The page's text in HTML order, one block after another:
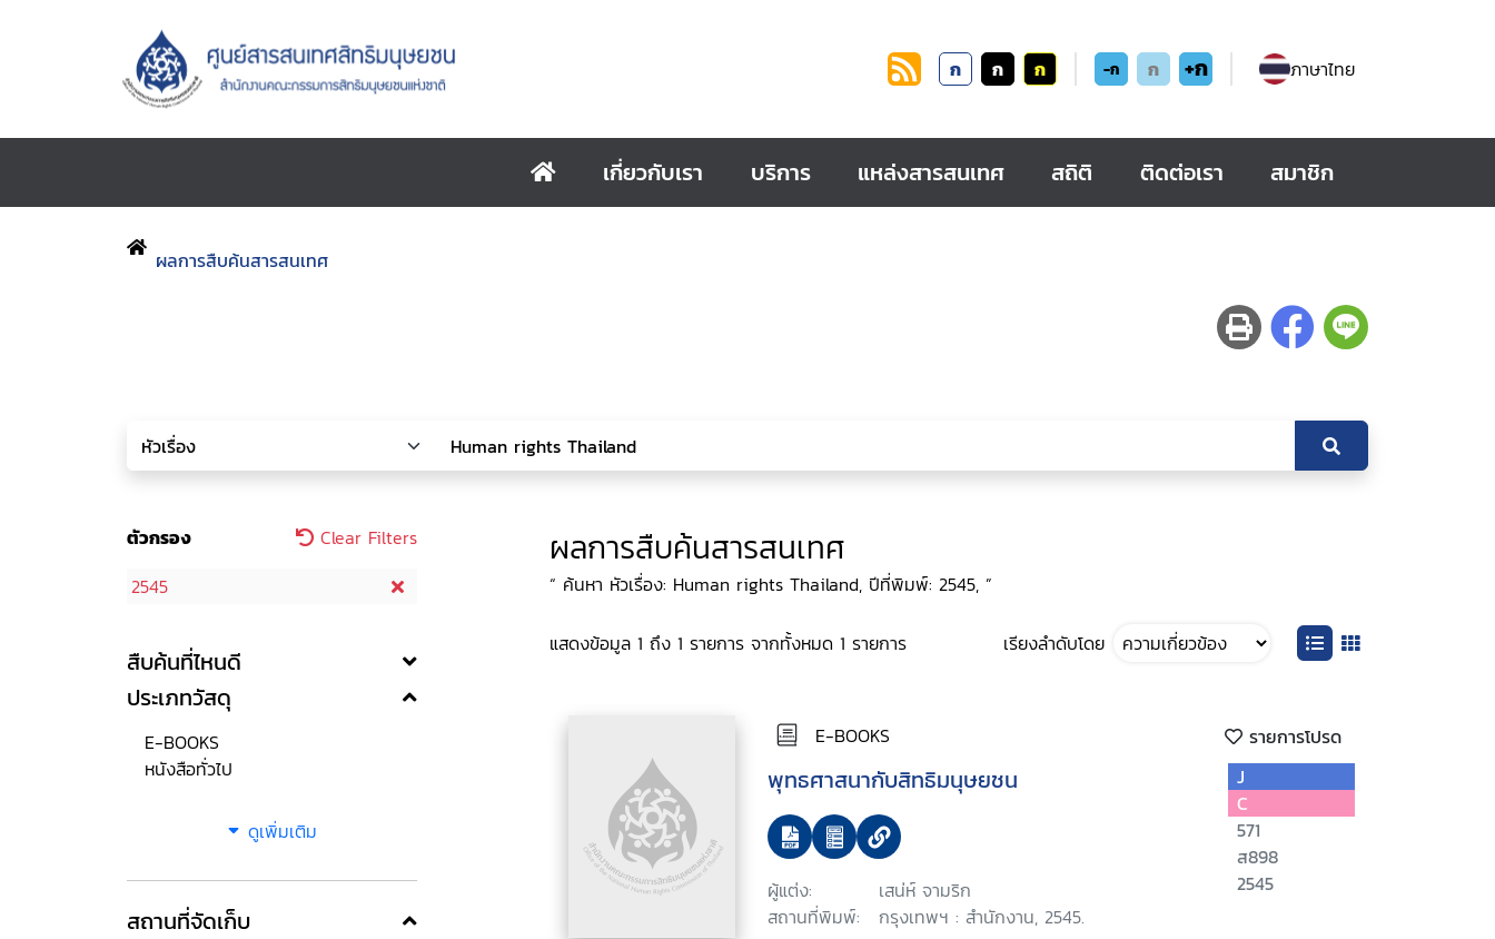
ก ก ก -ก ก +ก ภาษาไทย
เกี่ยวกับเรา บริการ แหล่งสารสนเทศ สถิติ ติดต่อเรา สมาชิก
ผลการสืบค้นสารสนเทศ
ตัวกรอง
Clear Filters
2545
สืบค้นที่ไหนดี
ประเภทวัสดุ
E-BOOKS
หนังสือทั่วไป
ดูเพิ่มเติม
สถานที่จัดเก็บ
ผลการสืบค้นสารสนเทศ
“ ค้นหา หัวเรื่อง: Human rights Thailand, ปีที่พิมพ์: 2545, ”
แสดงข้อมูล 1 ถึง 1 รายการ จากทั้งหมด 1 รายการ เรียงลำดับโดย
E-BOOKS รายการโปรด
พุทธศาสนากับสิทธิมนุษยชน
ผู้แต่ง:
เสน่ห์ จามริก
สถานที่พิมพ์:
กรุงเทพฯ : สำนักงาน, 2545.
J
C
571
ส898
2545